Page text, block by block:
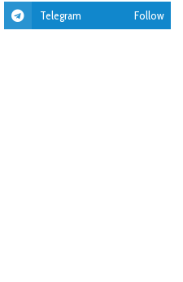
Telegram Follow